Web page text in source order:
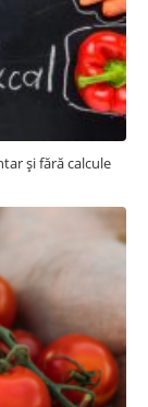
și fără calcule